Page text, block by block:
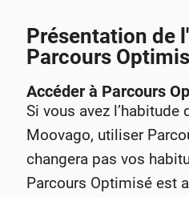
Présentation de
Parcours
Accéder à Parcours
Si vous avez l’habitude
Moovago, utiliser
changera pas vos
Parcours Optimisé est